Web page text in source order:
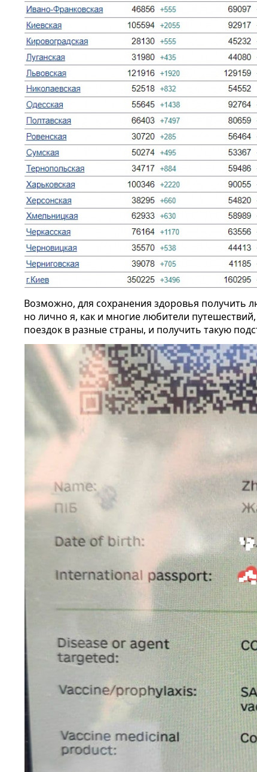
Возможно, для сохранения здоровья получить
но лично я, как и многие любители
поездок в разные страны, и получить такую